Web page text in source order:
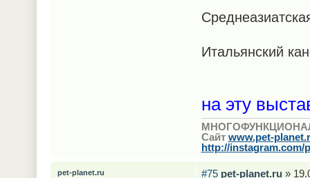
Итальянский
на эту
Сайт www.pet-
http://instagram.com/
#75 pet-planet.ru »
pet-planet.ru